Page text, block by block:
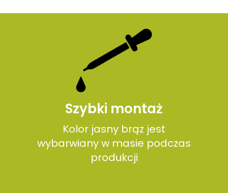
Szybki montaż
Kolor jasny brąz jest
wybarwiany w masie podczas
produkcji